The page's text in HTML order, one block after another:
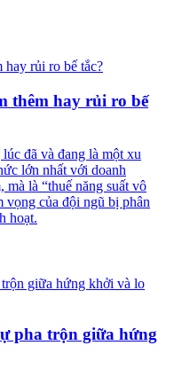
thêm hay rủi ro bế
đã và đang là một xu
lớn nhất với doanh
mà là “thuế năng suất vô
vọng của đội ngũ bị phân
hoạt.
pha trộn giữa hứng